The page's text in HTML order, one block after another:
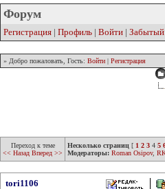
Форум
Регистрация | Профиль | Войти | Забытый
» Добро пожаловать, Гость: Войти | Регистрация
Переход к теме
<< Назад Вперед >>
Несколько страниц [ 1 2 3 4 5
Модераторы: Roman Osipov,
tori1106